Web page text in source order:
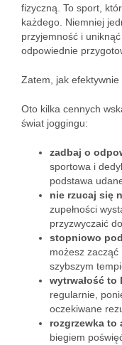
fizyczną. To sport,
każdego. Niemniej
przyjemność i
odpowiednie
Zatem, jak
Oto kilka cennych
świat joggingu:
zadbaj o
sportowa i
podstawa
nie rzucaj się
zupełności
przyzwyczaić do
stopniowo
możesz zacząć
szybszym
wytrwałość to
regularnie,
oczekiwane
rozgrzewka
biegiem